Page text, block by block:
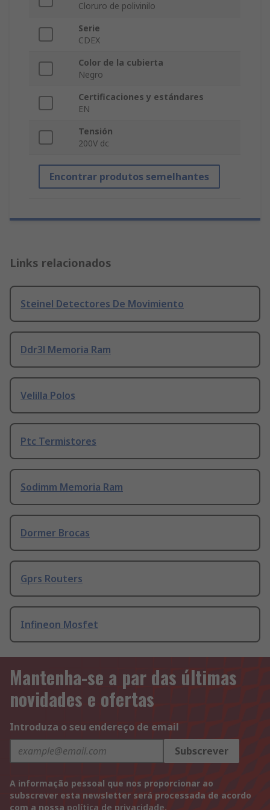
Cloruro de polivinilo
Serie
CDEX
Color de la cubierta
Negro
Certificaciones y estándares
EN
Tensión
200V dc
Encontrar produtos semelhantes
Links relacionados
Steinel Detectores De Movimiento
Ddr3l Memoria Ram
Velilla Polos
Ptc Termistores
Sodimm Memoria Ram
Dormer Brocas
Gprs Routers
Infineon Mosfet
Mantenha-se a par das últimas
novidades e ofertas
Introduza o seu endereço de email
Subscrever
A informação pessoal que nos proporcionar ao
subscrever esta newsletter será processada de acordo
com a nossa política de privacidade.